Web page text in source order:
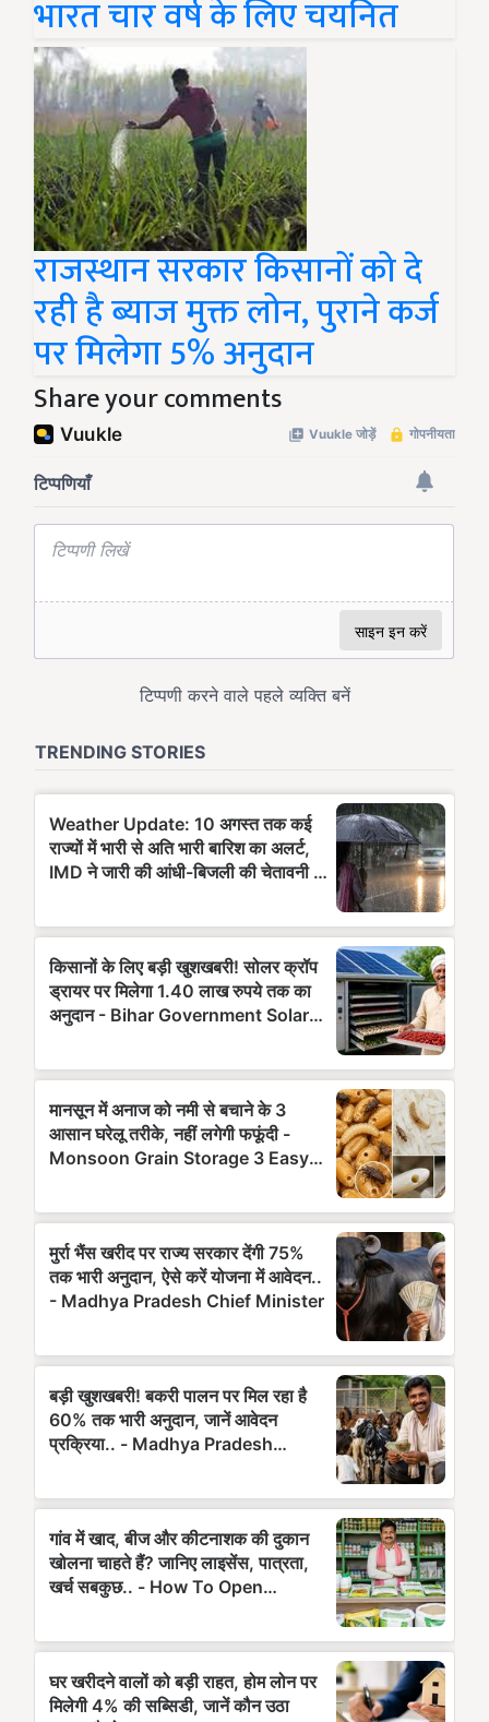
भारत चार वर्ष के लिए चयनित
राजस्थान सरकार किसानों को दे
रही है ब्याज मुक्त लोन, पुराने कर्ज
पर मिलेगा 5% अनुदान
Share your comments